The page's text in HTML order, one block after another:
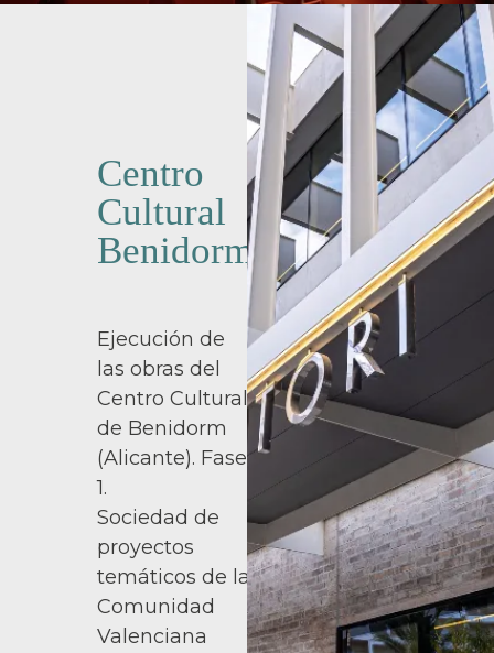
Centro
Cultural
Benidorm
Ejecución de
las obras del
Centro Cultural
de Benidorm
(Alicante). Fase
1.
Sociedad de
proyectos
temáticos de la
Comunidad
Valenciana